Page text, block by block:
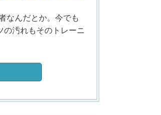
なんだとか。今でも
の汚れもそのトレーニ